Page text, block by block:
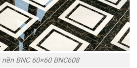
nền BNC 60×60 BNC608